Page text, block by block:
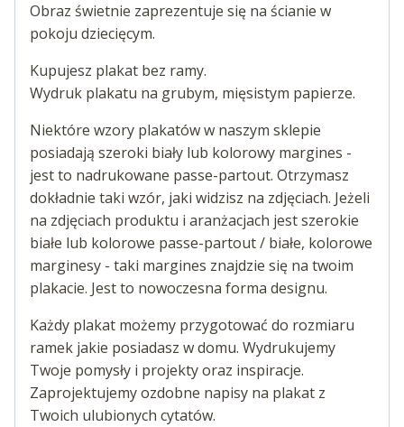
Obraz świetnie zaprezentuje się na ścianie w
pokoju dziecięcym.
Kupujesz plakat bez ramy.
Wydruk plakatu na grubym, mięsistym papierze.
Niektóre wzory plakatów w naszym sklepie
posiadają szeroki biały lub kolorowy margines -
jest to nadrukowane passe-partout. Otrzymasz
dokładnie taki wzór, jaki widzisz na zdjęciach. Jeżeli
na zdjęciach produktu i aranżacjach jest szerokie
białe lub kolorowe passe-partout / białe, kolorowe
marginesy - taki margines znajdzie się na twoim
plakacie. Jest to nowoczesna forma designu.
Każdy plakat możemy przygotować do rozmiaru
ramek jakie posiadasz w domu. Wydrukujemy
Twoje pomysły i projekty oraz inspiracje.
Zaprojektujemy ozdobne napisy na plakat z
Twoich ulubionych cytatów.